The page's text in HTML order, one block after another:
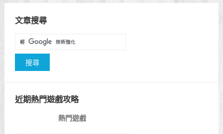
文章搜尋
近期熱門遊戲攻略
熱門遊戲